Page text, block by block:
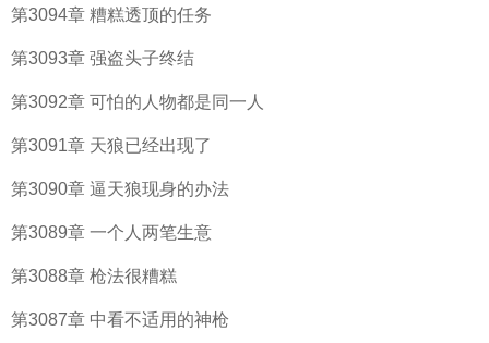
第3094章 糟糕透顶的任务
第3093章 强盗头子终结
第3092章 可怕的人物都是同一人
第3091章 天狼已经出现了
第3090章 逼天狼现身的办法
第3089章 一个人两笔生意
第3088章 枪法很糟糕
第3087章 中看不适用的神枪